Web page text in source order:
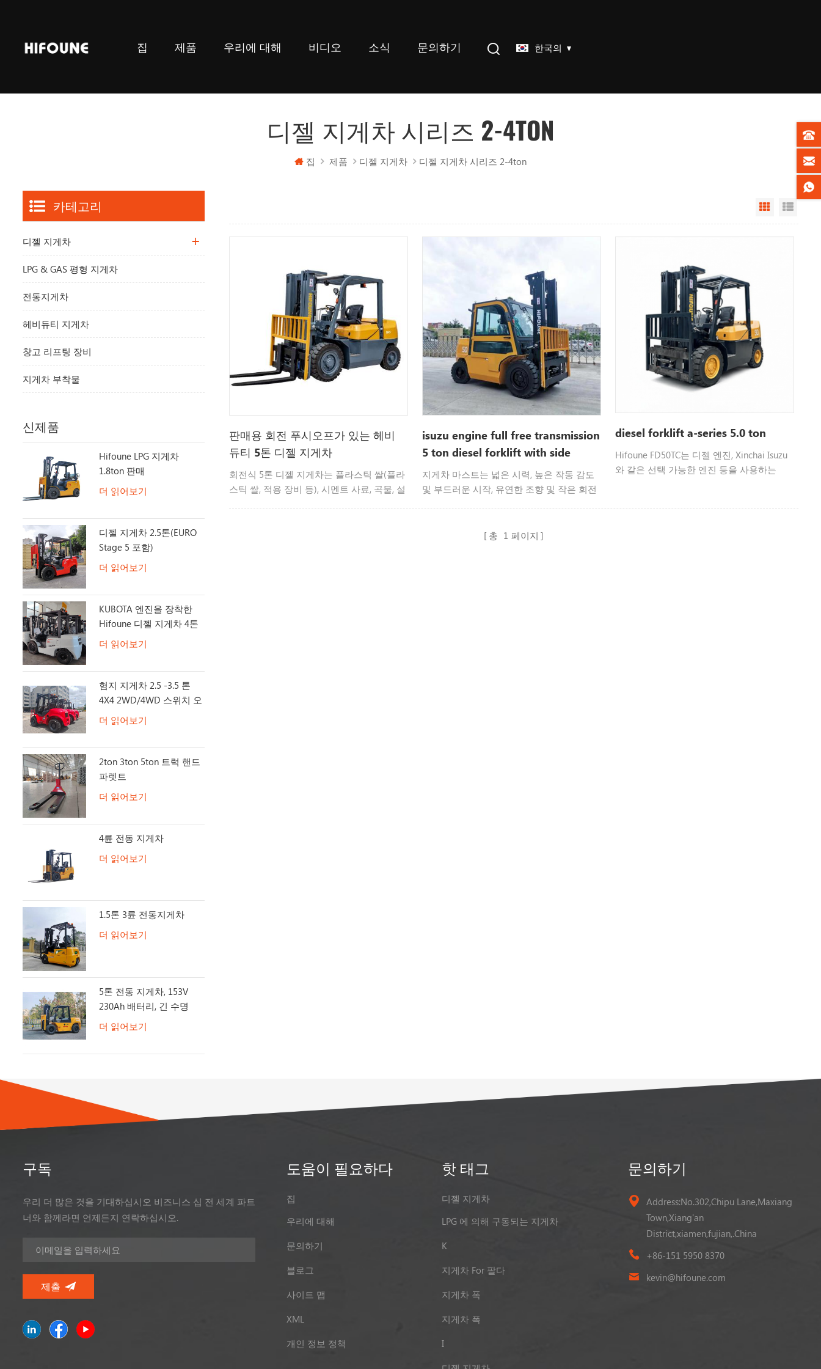
집 제품 우리에 대해 비디오 소식 문의하기 한국의
디젤 지게차 시리즈 2-4TON
집 제품 디젤 지게차 디젤 지게차 시리즈 2-4ton
Grid View
판매용 회전 푸시오프가 있는 헤비
듀티 5톤 디젤 지게차
회전식 5톤 디젤 지게차는 플라스틱 쌀(플라
스틱 쌀, 적용 장비 등), 시멘트 사료, 곡물, 설
isuzu engine full free transmission
5 ton diesel forklift with side
shifter
지게차 마스트는 넓은 시력, 높은 작동 감도
및 부드러운 시작, 유연한 조향 및 작은 회전
diesel forklift a-series 5.0 ton
Hifoune FD50TC는 디젤 엔진, Xinchai Isuzu
와 같은 선택 가능한 엔진 등을 사용하는
총 1 페이지
카테고리
디젤 지게차
LPG & GAS 평형 지게차
전동지게차
헤비듀티 지게차
창고 리프팅 장비
지게차 부착물
신제품
Hifoune LPG 지게차
1.8ton 판매
더 읽어보기
디젤 지게차 2.5톤(EURO
Stage 5 포함)
더 읽어보기
KUBOTA 엔진을 장착한
Hifoune 디젤 지게차 4톤
더 읽어보기
험지 지게차 2.5 -3.5 톤
4X4 2WD/4WD 스위치 오
프로드 지게차
더 읽어보기
2ton 3ton 5ton 트럭 핸드
파렛트
더 읽어보기
4륜 전동 지게차
더 읽어보기
1.5톤 3륜 전동지게차
더 읽어보기
5톤 전동 지게차, 153V
230Ah 배터리, 긴 수명
더 읽어보기
구독
우리 더 많은 것을 기대하십시오 비즈니스 십 전 세계 파트
너와 함께라면 언제든지 연락하십시오.
도움이 필요하다
집
우리에 대해
문의하기
블로그
사이트 맵
XML
개인 정보 정책
핫 태그
디젤 지게차
LPG 에 의해 구동되는 지게차
K
지게차 For 팔다
지게차 폭
지게차 폭
I
문의하기
Address:No.302,Chipu Lane,Maxiang
Town,Xiang'an
District,xiamen,fujian,.China
+86-151 5950 8370
kevin@hifoune.com